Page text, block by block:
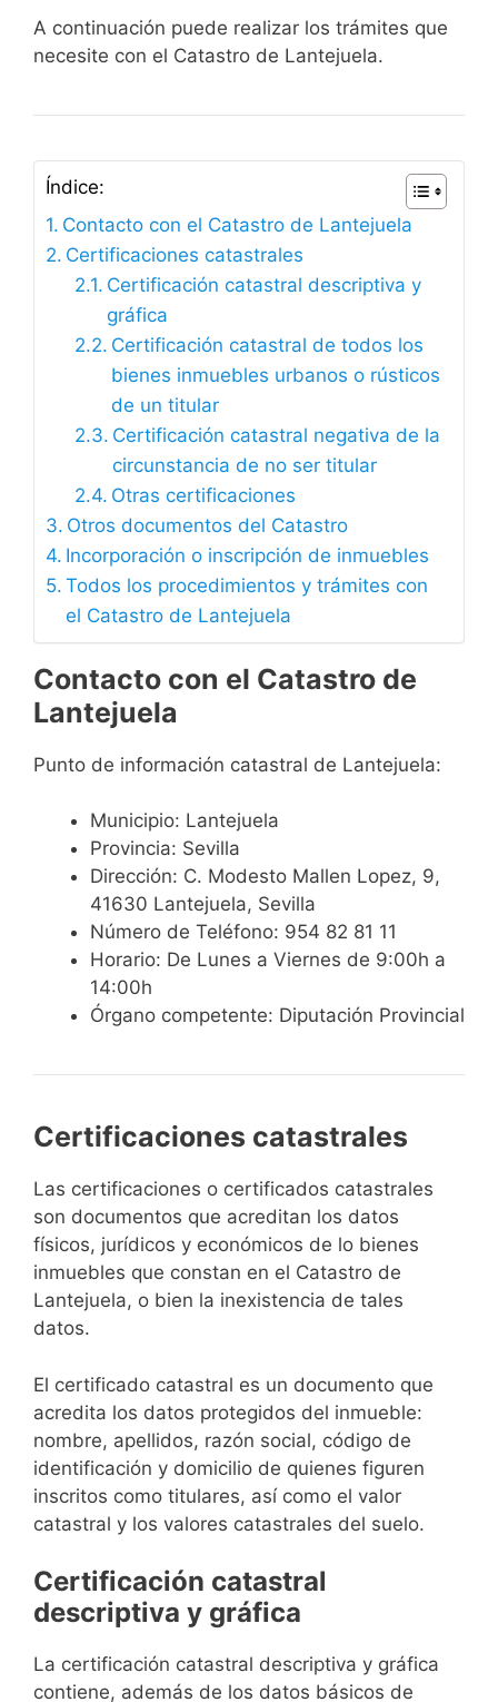
A continuación puede realizar los trámites que
necesite con el Catastro de Lantejuela.
Índice:
Contacto con el Catastro de Lantejuela
Certificaciones catastrales
Certificación catastral descriptiva y
gráfica
Certificación catastral de todos los
bienes inmuebles urbanos o rústicos
de un titular
Certificación catastral negativa de la
circunstancia de no ser titular
Otras certificaciones
Otros documentos del Catastro
Incorporación o inscripción de inmuebles
Todos los procedimientos y trámites con
el Catastro de Lantejuela
Contacto con el Catastro de
Lantejuela
Punto de información catastral de Lantejuela:
Municipio: Lantejuela
Provincia: Sevilla
Dirección: C. Modesto Mallen Lopez, 9,
41630 Lantejuela, Sevilla
Número de Teléfono: 954 82 81 11
Horario: De Lunes a Viernes de 9:00h a
14:00h
Órgano competente: Diputación Provincial
Certificaciones catastrales
Las certificaciones o certificados catastrales
son documentos que acreditan los datos
físicos, jurídicos y económicos de lo bienes
inmuebles que constan en el Catastro de
Lantejuela, o bien la inexistencia de tales
datos.
El certificado catastral es un documento que
acredita los datos protegidos del inmueble:
nombre, apellidos, razón social, código de
identificación y domicilio de quienes figuren
inscritos como titulares, así como el valor
catastral y los valores catastrales del suelo.
Certificación catastral
descriptiva y gráfica
La certificación catastral descriptiva y gráfica
contiene, además de los datos básicos de